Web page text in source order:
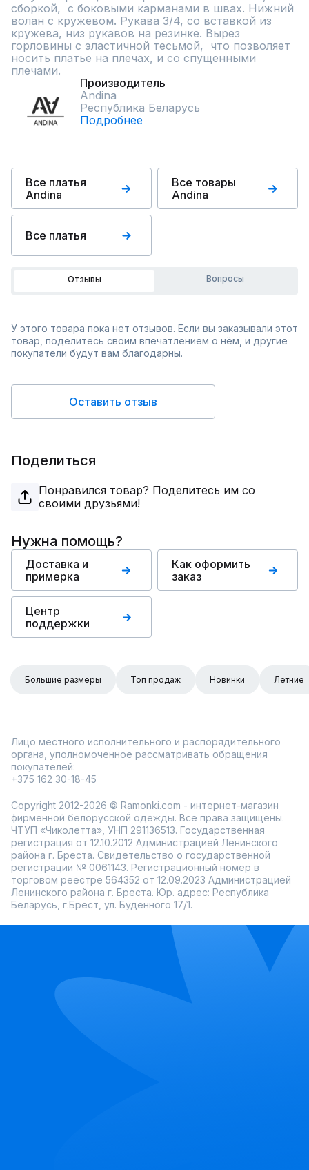
сборкой,  с боковыми карманами в швах. Нижний
волан с кружевом. Рукава 3/4, со вставкой из
кружева, низ рукавов на резинке. Вырез
горловины с эластичной тесьмой,  что позволяет
носить платье на плечах, и со спущенными
плечами.
Производитель
Andina
Республика Беларусь
Подробнее
Все платья
Andina
Все товары
Andina
Все платья
Отзывы Вопросы
У этого товара пока нет отзывов. Если вы заказывали этот
товар, поделитесь своим впечатлением о нём, и другие
покупатели будут вам благодарны.
Оставить отзыв
Поделиться
Понравился товар? Поделитесь им со
своими друзьями!
Нужна помощь?
Доставка и
примерка
Как оформить
заказ
Центр
поддержки
Большие размеры Топ продаж Новинки Летние
Лицо местного исполнительного и распорядительного
органа, уполномоченное рассматривать обращения
покупателей:
+375 162 30-18-45
Copyright 2012-2026 © Ramonki.com - интернет-магазин
фирменной белорусской одежды. Все права защищены.
ЧТУП «Чиколетта», УНП 291136513. Государственная
регистрация от 12.10.2012 Администрацией Ленинского
района г. Бреста. Свидетельство о государственной
регистрации № 0061143. Регистрационный номер в
торговом реестре 564352 от 12.09.2023 Администрацией
Ленинского района г. Бреста. Юр. адрес: Республика
Беларусь, г.Брест, ул. Буденного 17/1.